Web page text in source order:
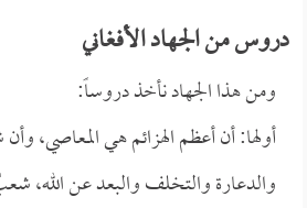
دروس من الجهاد الأفغاني
ومن هذا الجهاد نأخذ دروساً:
أولها: أن أعظم الهزائم هي المعاصي،
والدعارة والتخلف والبعد عن الله،